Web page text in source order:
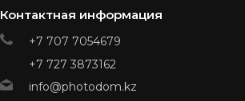
Контактная информация
+7 707 7054679
+7 727 3873162
info@photodom.kz